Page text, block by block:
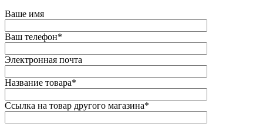
Ваше имя
Ваш телефон*
Электронная почта
Название товара*
Ссылка на товар другого магазина*